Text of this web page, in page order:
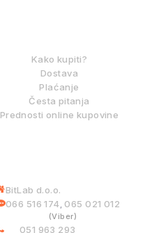
Kako kupiti?
Dostava
Plaćanje
Česta pitanja
Prednosti online kupovine
BitLab d.o.o.
066 516 174, 065 021 012
(Viber)
051 963 293